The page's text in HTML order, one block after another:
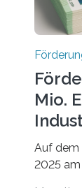
Mio.
Auf dem
2025 am